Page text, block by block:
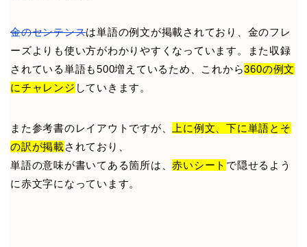
金のセンテンスは単語の例文が掲載されており、金のフレ
ーズよりも使い方がわかりやすくなっています。また収録
されている単語も500増えているため、これから360の例文
にチャレンジ していきます。
また参考書のレイアウトですが、
上に例文、下に単語とそ
の訳が掲載されており、
単語の意味が書いてある箇所は、赤いシート で隠せるよう
に赤文字になっています。